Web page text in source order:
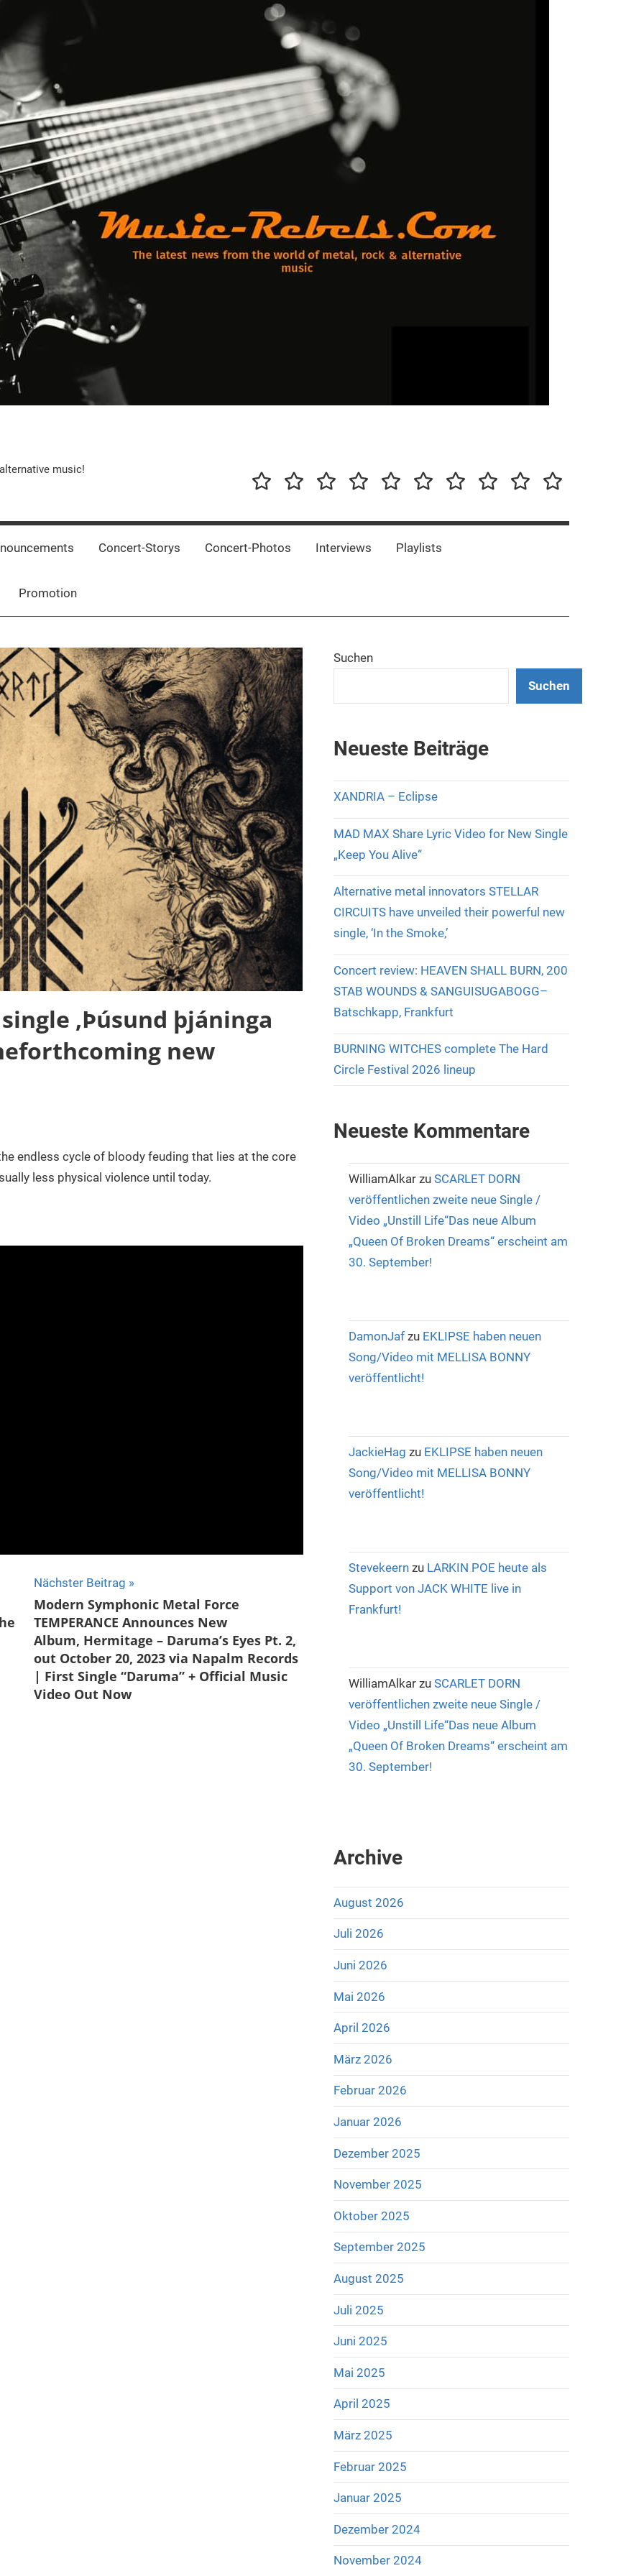
music!
News
New
Releases
Tour-
Concert-Concert-InterviewsPlaylistsInterestingImpressum/DSGVO
Promotion
Concert-Storys Concert-Photos Interviews Playlists
Promotion
‚Þúsund þjáninga
new
endless cycle of bloody feuding that lies at the core
less physical violence until today.
Nächster Beitrag
Modern Symphonic Metal Force
TEMPERANCE Announces New
Album, Hermitage – Daruma’s Eyes Pt. 2,
out October 20, 2023 via Napalm Records
| First Single “Daruma” + Official Music
Video Out Now
Suchen
Suchen
Neueste Beiträge
XANDRIA – Eclipse
MAD MAX Share Lyric Video for New Single
„Keep You Alive“
Alternative metal innovators STELLAR
CIRCUITS have unveiled their powerful new
single, ‘In the Smoke,’
Concert review: HEAVEN SHALL BURN, 200
STAB WOUNDS & SANGUISUGABOGG–
Batschkapp, Frankfurt
BURNING WITCHES complete The Hard
Circle Festival 2026 lineup
Neueste Kommentare
WilliamAlkar zu SCARLET DORN
veröffentlichen zweite neue Single /
Video „Unstill Life“Das neue Album
„Queen Of Broken Dreams“ erscheint am
30. September!
DamonJaf zu EKLIPSE haben neuen
Song/Video mit MELLISA BONNY
veröffentlicht!
JackieHag zu EKLIPSE haben neuen
Song/Video mit MELLISA BONNY
veröffentlicht!
Stevekeern zu LARKIN POE heute als
Support von JACK WHITE live in
Frankfurt!
WilliamAlkar zu SCARLET DORN
veröffentlichen zweite neue Single /
Video „Unstill Life“Das neue Album
„Queen Of Broken Dreams“ erscheint am
30. September!
Archive
August 2026
Juli 2026
Juni 2026
Mai 2026
April 2026
März 2026
Februar 2026
Januar 2026
Dezember 2025
November 2025
Oktober 2025
September 2025
August 2025
Juli 2025
Juni 2025
Mai 2025
April 2025
März 2025
Februar 2025
Januar 2025
Dezember 2024
November 2024